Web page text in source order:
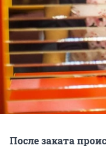
​После заката